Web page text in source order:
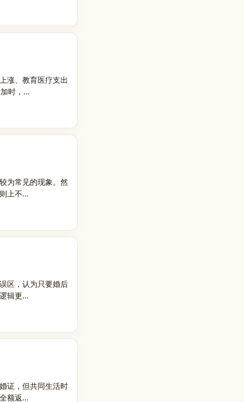
涨、教育医疗支出
时，...
为常见的现象。然
上不...
区，认为只要婚后
辑更...
证，但共同生活时
额返...